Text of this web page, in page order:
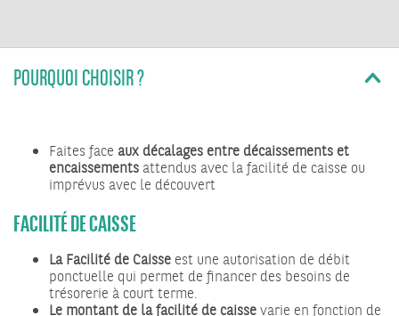
POURQUOI CHOISIR ?
Faites face aux décalages entre décaissements et
encaissements attendus avec la facilité de caisse ou
imprévus avec le découvert
FACILITÉ DE CAISSE
La Facilité de Caisse est une autorisation de débit
ponctuelle qui permet de financer des besoins de
trésorerie à court terme.
Le montant de la facilité de caissevarie en fonction de